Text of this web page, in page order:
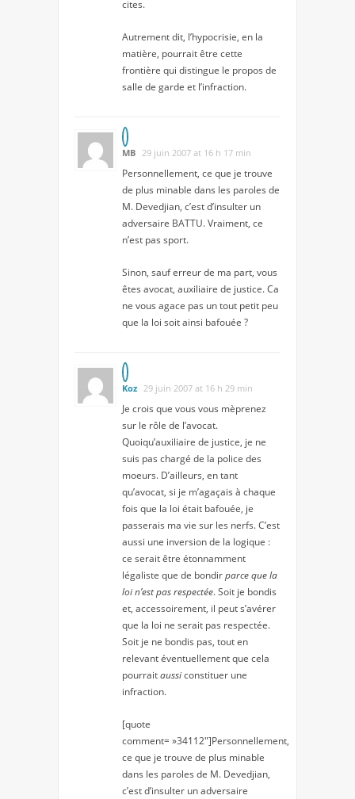
cites.
Autrement dit, l’hypocrisie, en la
matière, pourrait être cette
frontière qui distingue le propos de
salle de garde et l’infraction.
MB 29 juin 2007 at 16 h 17 min
Personnellement, ce que je trouve
de plus minable dans les paroles de
M. Devedjian, c’est d’insulter un
adversaire BATTU. Vraiment, ce
n’est pas sport.
Sinon, sauf erreur de ma part, vous
êtes avocat, auxiliaire de justice. Ca
ne vous agace pas un tout petit peu
que la loi soit ainsi bafouée ?
Koz 29 juin 2007 at 16 h 29 min
Je crois que vous vous mèprenez
sur le rôle de l’avocat.
Quoiqu’auxiliaire de justice, je ne
suis pas chargé de la police des
moeurs. D’ailleurs, en tant
qu’avocat, si je m’agaçais à chaque
fois que la loi était bafouée, je
passerais ma vie sur les nerfs. C’est
aussi une inversion de la logique :
ce serait être étonnamment
légaliste que de bondirparce que la
loi n’est pas respectée. Soit je bondis
et, accessoirement, il peut s’avérer
que la loi ne serait pas respectée.
Soit je ne bondis pas, tout en
relevant éventuellement que cela
pourraitaussiconstituer une
infraction.
[quote
comment= »34112″]Personnellement,
ce que je trouve de plus minable
dans les paroles de M. Devedjian,
c’est d’insulter un adversaire